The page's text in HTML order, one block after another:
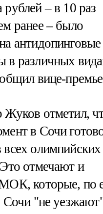
рублей – в 10 раз
ранее – было
антидопинговые
в различных
вице-
Жуков отметил,
в Сочи
всех олимпийских
отмечают и
которые, по
Сочи "не